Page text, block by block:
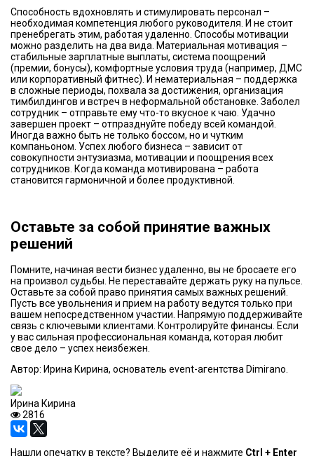
Способность вдохновлять и стимулировать персонал –
необходимая компетенция любого руководителя. И не стоит
пренебрегать этим, работая удаленно. Способы мотивации
можно разделить на два вида. Материальная мотивация –
стабильные зарплатные выплаты, система поощрений
(премии, бонусы), комфортные условия труда (например, ДМС
или корпоративный фитнес). И нематериальная – поддержка
в сложные периоды, похвала за достижения, организация
тимбилдингов и встреч в неформальной обстановке. Заболел
сотрудник – отправьте ему что-то вкусное к чаю. Удачно
завершен проект – отпразднуйте победу всей командой.
Иногда важно быть не только боссом, но и чутким
компаньоном. Успех любого бизнеса – зависит от
совокупности энтузиазма, мотивации и поощрения всех
сотрудников. Когда команда мотивирована – работа
становится гармоничной и более продуктивной.
Оставьте за собой принятие важных
решений
Помните, начиная вести бизнес удаленно, вы не бросаете его
на произвол судьбы. Не переставайте держать руку на пульсе.
Оставьте за собой право принятия самых важных решений.
Пусть все увольнения и прием на работу ведутся только при
вашем непосредственном участии. Напрямую поддерживайте
связь с ключевыми клиентами. Контролируйте финансы. Если
у вас сильная профессиональная команда, которая любит
свое дело – успех неизбежен.
Автор: Ирина Кирина, основатель event-агентства Dimirano.
Ирина Кирина
2816
Нашли опечатку в тексте? Выделите её и нажмите Ctrl + Enter